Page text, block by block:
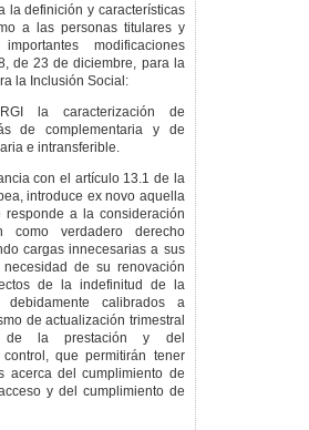
para
para
DE
Y
la definición y características
a las personas titulares y
modificaciones
de 23 de diciembre, para la
la Inclusión Social:
la caracterización de
de complementaria y de
e intransferible.
con el artículo 13.1 de la
introduce ex novo aquella
responde a la consideración
como verdadero derecho
cargas innecesarias a sus
de su renovación
de la indefinitud de la
debidamente calibrados a
de actualización trimestral
la prestación y del
que permitirán tener
acerca del cumplimiento de
y del cumplimiento de